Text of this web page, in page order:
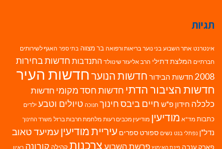
תגיות
אינטרנט אתר השבוע בני נוער בריאות ורפואה בר מצווה בתי ספר האגף לשירותים
חברתיים המלצת דתילי הרב אליעזר שינוולד התנדבות חדשות בחירות
2008 חדשות הבידור חדשות הנוערחדשות העיר
חדשות הציבור הדתי חדשות חסד מקומי חדשות
כלכלה חידון פ"ש חיים ביבסחינוך חנוכה טיולים וטבע ילדים
כתבות מד"א מודיעין מודיעין מכבים רעות מלחמת חרבות ברזל משרד החינוך
נדל"ן נפתלי בנט נשים ספורט ספרים עיריית מודיעין עמיעד טאוב
פארק ענבה פינת האימוץ פרשת השבועצרכנות קהילה קורונה ראיון